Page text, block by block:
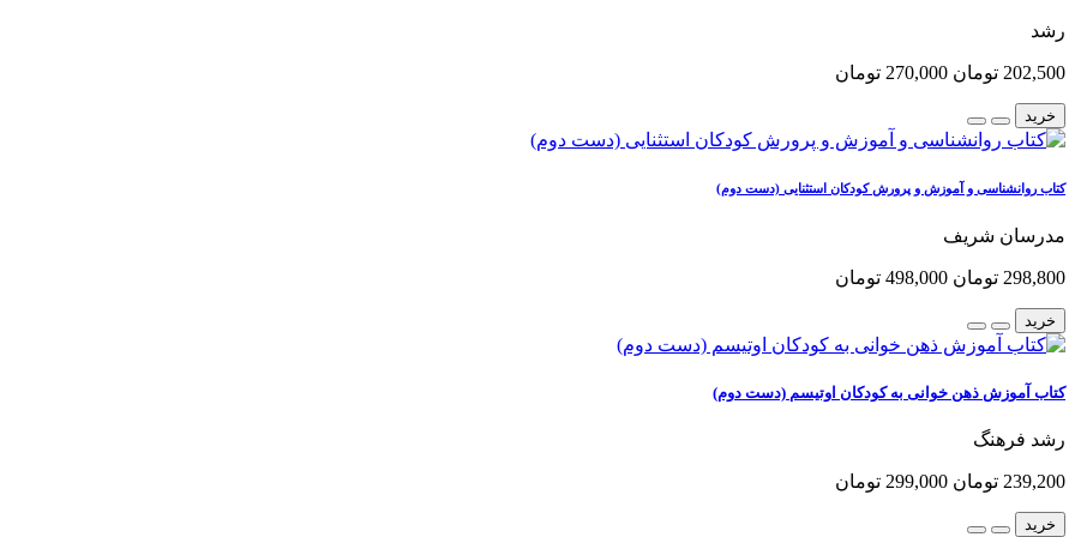
رشد
202,500 تومان 270,000 تومان
خرید
کتاب روانشناسی و آموزش و پرورش کودکان استثنایی (دست دوم)
مدرسان شریف
298,800 تومان 498,000 تومان
خرید
کتاب آموزش ذهن خوانی به کودکان اوتیسم (دست دوم)
رشد فرهنگ
239,200 تومان 299,000 تومان
خرید